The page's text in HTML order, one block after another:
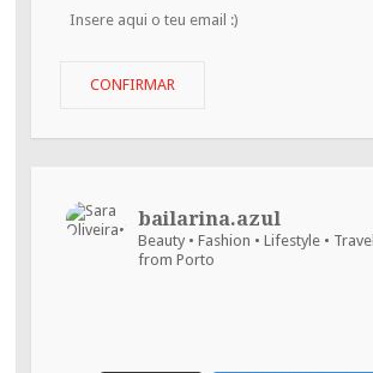
Insere
CONFIRMAR
bailarina.azul
Beauty • Fashion • Lifestyle • Travel
from Porto